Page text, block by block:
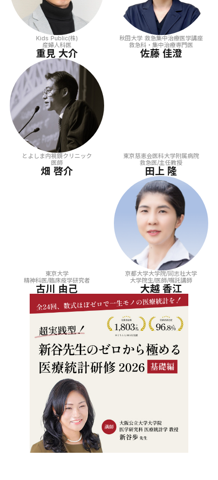
Kids Public(株)
産婦人科医
重見 大介
秋田大学 救急集中治療医学講座
救急科・集中治療専門医
佐藤 佳澄
とよしま内視鏡クリニック
医師
畑 啓介
東京慈恵会医科大学附属病院
救急医/主任教授
田上 隆
東京大学
精神科医/臨床疫学研究者
古川 由己
京都大学大学院/同志社大学
大学院生/医師/嘱託講師
大越 香江